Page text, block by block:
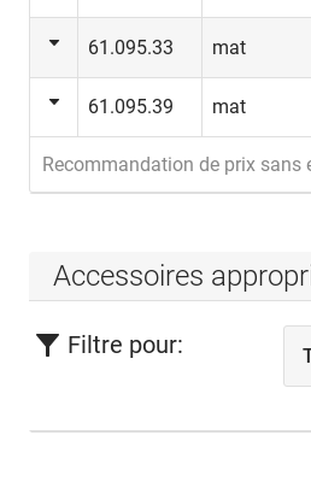
61.095.33 mat
61.095.39 mat
Recommandation de prix sans
Accessoires
Filtre pour: